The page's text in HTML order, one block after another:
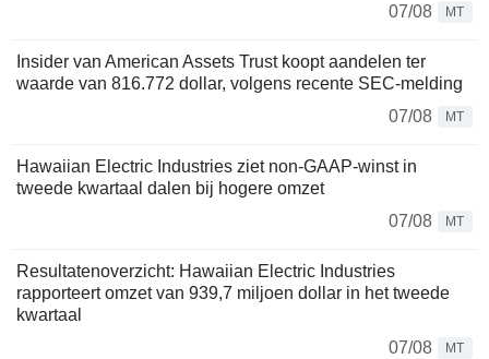
07/08
MT
Insider van American Assets Trust koopt aandelen ter
waarde van 816.772 dollar, volgens recente SEC-melding
07/08
MT
Hawaiian Electric Industries ziet non-GAAP-winst in
tweede kwartaal dalen bij hogere omzet
07/08
MT
Resultatenoverzicht: Hawaiian Electric Industries
rapporteert omzet van 939,7 miljoen dollar in het tweede
kwartaal
07/08
MT